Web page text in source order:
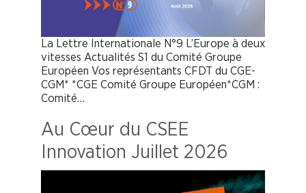
La Lettre Internationale N°9 L’Europe à deux
vitesses Actualités S1 du Comité Groupe
Européen Vos représentants CFDT du CGE-
CGM* *CGE Comité Groupe Européen*CGM :
Comité…
Au Cœur du CSEE
Innovation Juillet 2026